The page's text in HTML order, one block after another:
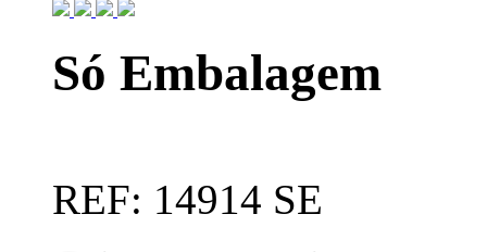
Só Embalagem
REF: 14914 SE